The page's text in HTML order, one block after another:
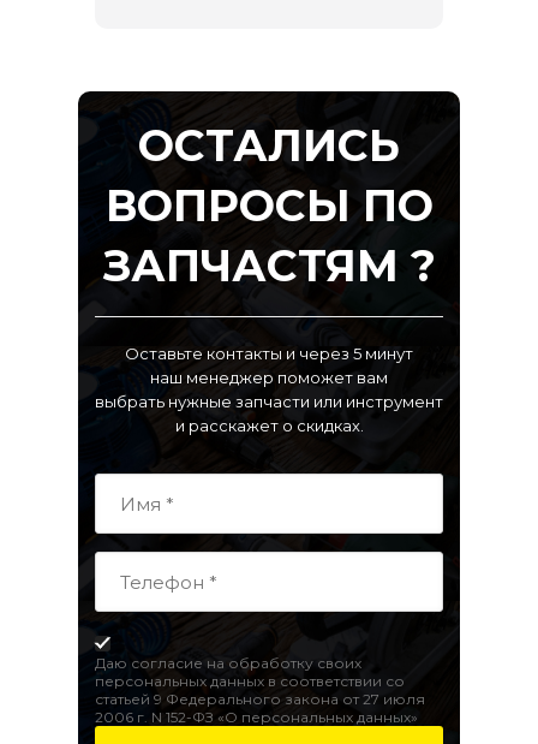
ОСТАЛИСЬ
ВОПРОСЫ ПО
ЗАПЧАСТЯМ ?
Оставьте контакты и через 5 минут
наш менеджер поможет вам
выбрать нужные запчасти или инструмент
и расскажет о скидках.
Даю согласие на обработку своих
персональных данных в соответствии со
статьей 9 Федерального закона от 27 июля
2006 г. N 152-ФЗ «О персональных данных»